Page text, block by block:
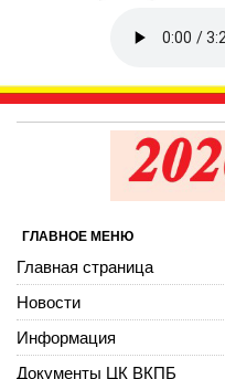
ГЛАВНОЕ МЕНЮ
Главная страница
Новости
Информация
Документы ЦК ВКПБ